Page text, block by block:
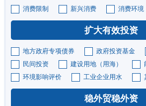
消费限制 新兴消费 消费环境
扩大有效投资
地方政府专项债券 政府投资基金
民间投资
建设用地（用海）
环境影响评价
工业企业用水
稳外贸稳外资